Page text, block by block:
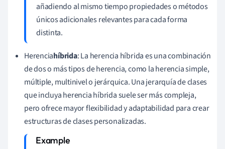
añadiendo al mismo tiempo propiedades o métodos
únicos adicionales relevantes para cada forma
distinta.
Herenciahíbrida: La herencia híbrida es una combinación
de dos o más tipos de herencia, como la herencia simple,
múltiple, multinivel o jerárquica. Una jerarquía de clases
que incluya herencia híbrida suele ser más compleja,
pero ofrece mayor flexibilidad y adaptabilidad para crear
estructuras de clases personalizadas.